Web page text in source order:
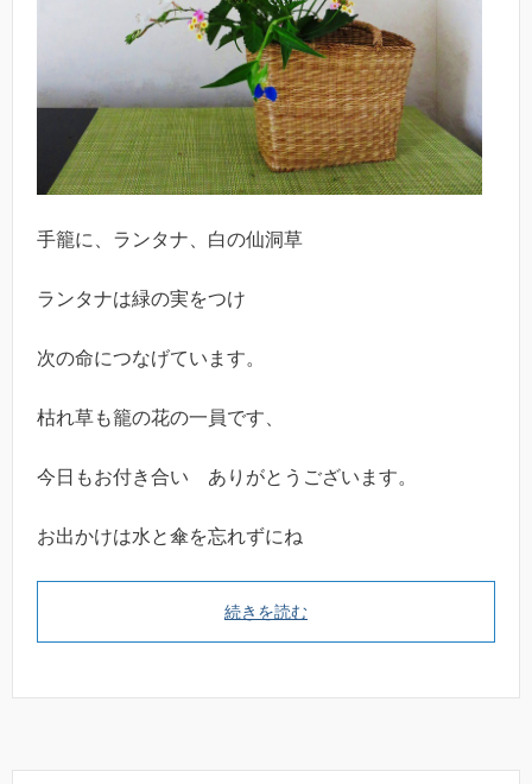
手籠に、ランタナ、白の仙洞草
ランタナは緑の実をつけ
次の命につなげています。
枯れ草も籠の花の一員です、
今日もお付き合い ありがとうございます。
お出かけは水と傘を忘れずにね
続きを読む